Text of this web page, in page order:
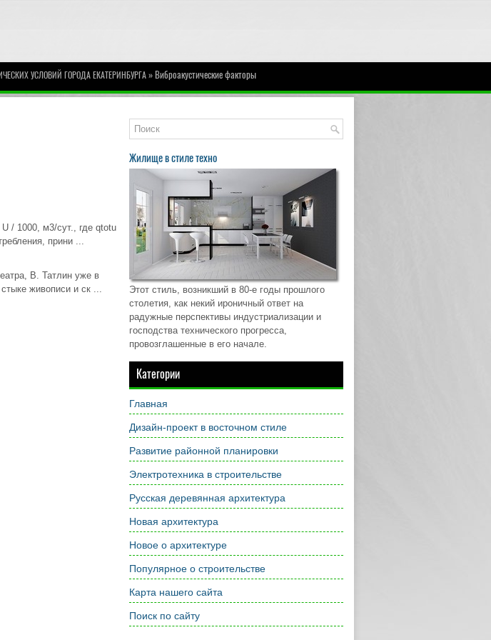
УСЛОВИЙ ГОРОДА ЕКАТЕРИНБУРГА» Виброакустические факторы
/ 1000, м3/сут., где qtotu
прини ...
В. Татлин уже в
живописи и ск ...
Жилище в стиле техно
Этот стиль, возникший в 80-е годы прошлого
столетия, как некий ироничный ответ на
радужные перспективы индустриализации и
господства технического прогресса,
провозглашенные в его начале.
Категории
Главная
Дизайн-проект в восточном стиле
Развитие районной планировки
Электротехника в строительстве
Русская деревянная архитектура
Новая архитектура
Новое о архитектуре
Популярное о строительстве
Карта нашего сайта
Поиск по сайту